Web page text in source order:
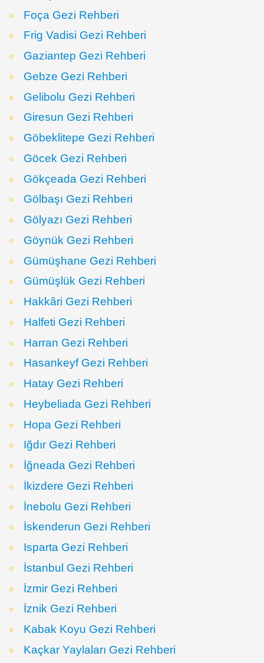
Foça Gezi Rehberi
Frig Vadisi Gezi Rehberi
Gaziantep Gezi Rehberi
Gebze Gezi Rehberi
Gelibolu Gezi Rehberi
Giresun Gezi Rehberi
Göbeklitepe Gezi Rehberi
Göcek Gezi Rehberi
Gökçeada Gezi Rehberi
Gölbaşı Gezi Rehberi
Gölyazı Gezi Rehberi
Göynük Gezi Rehberi
Gümüşhane Gezi Rehberi
Gümüşlük Gezi Rehberi
Hakkâri Gezi Rehberi
Halfeti Gezi Rehberi
Harran Gezi Rehberi
Hasankeyf Gezi Rehberi
Hatay Gezi Rehberi
Heybeliada Gezi Rehberi
Hopa Gezi Rehberi
Iğdır Gezi Rehberi
İğneada Gezi Rehberi
İkizdere Gezi Rehberi
İnebolu Gezi Rehberi
İskenderun Gezi Rehberi
Isparta Gezi Rehberi
İstanbul Gezi Rehberi
İzmir Gezi Rehberi
İznik Gezi Rehberi
Kabak Koyu Gezi Rehberi
Kaçkar Yaylaları Gezi Rehberi